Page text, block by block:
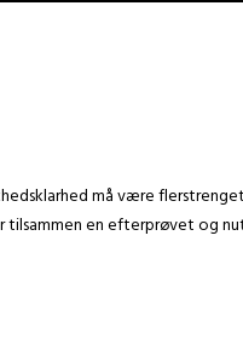
må være
en efterprøvet og